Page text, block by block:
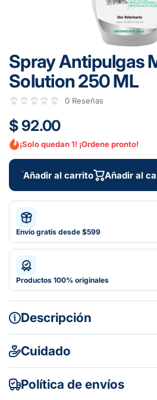
Spray Antipulgas
Solution 250 ML
0 Reseñas
$ 92.00
¡Solo quedan 1! ¡Ordene pronto!
Añadir al carrito Añadir al
Envío gratis desde $599
Productos 100% originales
Descripción
Cuidado
Política de envíos